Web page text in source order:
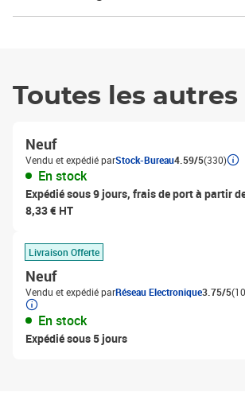
Toutes les
Neuf
Vendu et expédié parStock-Bureau4.59/5(330)
En stock
Expédié sous 9 jours, frais de port à partir
8,33 € HT
Livraison Offerte
Neuf
Vendu et expédié parRéseau Electronique3.75/5
En stock
Expédié sous 5 jours